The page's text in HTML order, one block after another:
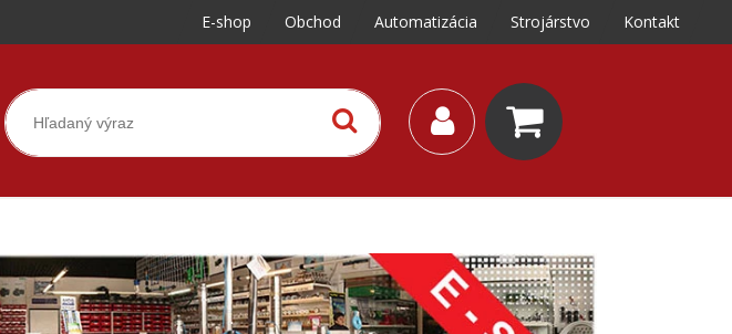
E-shop Obchod Automatizácia Strojárstvo Kontakt